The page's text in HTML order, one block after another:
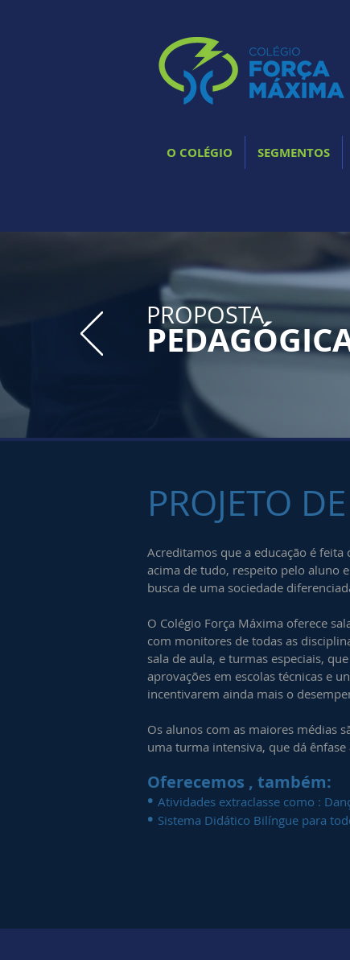
O COLÉGIO SEGMENTOS
PROPOSTA
PROJETO
Acreditamos que a educação é
acima de tudo, respeito pelo aluno
busca de uma sociedade
O Colégio Força Máxima oferece
com monitores de todas as
sala de aula, e turmas especiais,
aprovações em escolas técnicas e
incentivarem ainda mais o
Os alunos com as maiores médias
uma turma intensiva, que dá ênfase
Oferecemos , também:
• Atividades extraclasse como :
• Sistema Didático Bilíngue para